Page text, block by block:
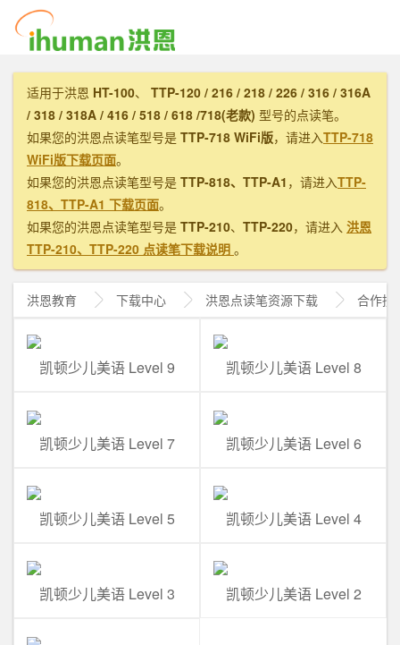
适用于洪恩 HT-100、 TTP-120 / 216 / 218 / 226 / 316 / 316A
/ 318 / 318A / 416 / 518 / 618 /718(老款) 型号的点读笔。
如果您的洪恩点读笔型号是 TTP-718 WiFi版，请进入TTP-718
WiFi版下载页面。
如果您的洪恩点读笔型号是 TTP-818、TTP-A1 ，请进入TTP-
818、TTP-A1 下载页面。
如果您的洪恩点读笔型号是 TTP-210、 TTP-220，请进入 洪恩
TTP-210、TTP-220 点读笔下载说明 。
洪恩教育 下载中心 洪恩点读笔资源下载 合作授
凯顿少儿美语 Level 9 凯顿少儿美语 Level 8
凯顿少儿美语 Level 7 凯顿少儿美语 Level 6
凯顿少儿美语 Level 5 凯顿少儿美语 Level 4
凯顿少儿美语 Level 3 凯顿少儿美语 Level 2